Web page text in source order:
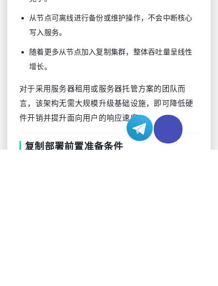
从节点可离线进行备份或维护操作，不会中断核心
写入服务。
随着更多从节点加入复制集群，整体吞吐量呈线性
增长。
对于采用服务器租用或服务器托管方案的团队而
言，该架构无需大规模升级基础设施，即可降低硬
件开销并提升面向用户的响应速度。
复制部署前置准备条件